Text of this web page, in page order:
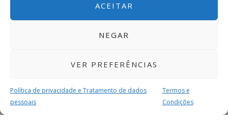
ACEITAR
NEGAR
VER PREFERÊNCIAS
Política de privacidade e Tratamento de dados
pessoais
Termos e
Condições